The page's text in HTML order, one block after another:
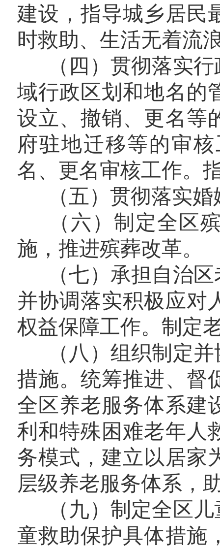
建设，指导城乡居民
时救助、生活无着流
（四）贯彻落实行
域行政区划和地名的
设立、撤销、更名等
府驻地迁移等的审
名、更名审核工作。
（五）贯彻落实婚
（六）制定全区殡
施，推进殡葬改革。
（七）承担自治区
并协调落实积极应对
权益保障工作。制定
（八）组织制定并
措施。统筹推进、督
全区养老服务体系建
利和特殊困难老年人
务模式，建立以居家
层级养老服务体系，
（九）制定全区儿
童救助保护具体措施